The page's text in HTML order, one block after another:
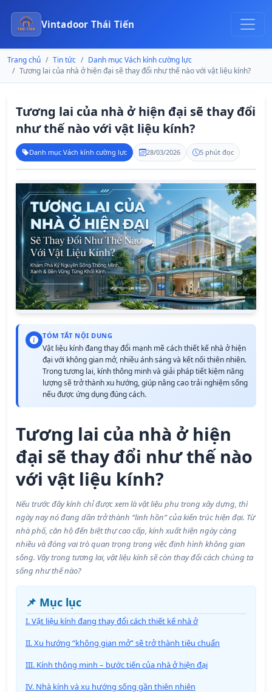
Vintadoor Thái Tiến
Trang chủ Tin tức
Danh mục Vách kính cường lực
Tương lai của nhà ở hiện đại sẽ thay đổi như thế nào với vật liệu kính?
Tương lai của nhà ở hiện đại sẽ thay đổi
như thế nào với vật liệu kính?
Danh mục Vách kính cường lực 28/03/2026 5 phút đọc
TÓM TẮT NỘI DUNG
Vật liệu kính đang thay đổi mạnh mẽ cách thiết kế nhà ở hiện
đại với không gian mở, nhiều ánh sáng và kết nối thiên nhiên.
Trong tương lai, kính thông minh và giải pháp tiết kiệm năng
lượng sẽ trở thành xu hướng, giúp nâng cao trải nghiệm sống
nếu được ứng dụng đúng cách.
Tương lai của nhà ở hiện
đại sẽ thay đổi như thế nào
với vật liệu kính?
Nếu trước đây kính chỉ được xem là vật liệu phụ trong xây dựng, thì
ngày nay nó đang dần trở thành “linh hồn” của kiến trúc hiện đại. Từ
nhà phố, căn hộ đến biệt thự cao cấp, kính xuất hiện ngày càng
nhiều và đóng vai trò quan trọng trong việc định hình không gian
sống. Vậy trong tương lai, vật liệu kính sẽ còn thay đổi cách chúng ta
sống như thế nào?
📌 Mục lục
I. Vật liệu kính đang thay đổi cách thiết kế nhà ở
II. Xu hướng “không gian mở” sẽ trở thành tiêu chuẩn
III. Kính thông minh – bước tiến của nhà ở hiện đại
IV. Nhà kính và xu hướng sống gần thiên nhiên